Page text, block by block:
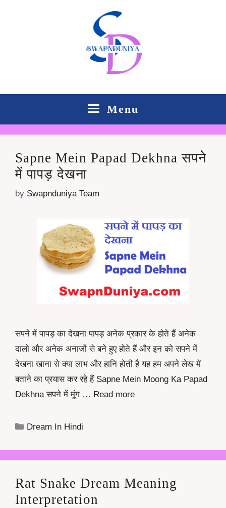
Menu
Sapne Mein Papad Dekhna सपने
में पापड़ देखना
by Swapnduniya Team
सपने में पापड़ का देखना पापड़ अनेक प्रकार के होते हैं अनेक
दालो और अनेक अनाजों से बने हुए होते हैं और इन को सपने में
देखना खाना से क्या लाभ और हानि होती है यह हम अपने लेख में
बताने का प्रयास कर रहे हैं Sapne Mein Moong Ka Papad
Dekhna सपने में मूंग … Read more
Categories
Dream In Hindi
Rat Snake Dream Meaning
Interpretation